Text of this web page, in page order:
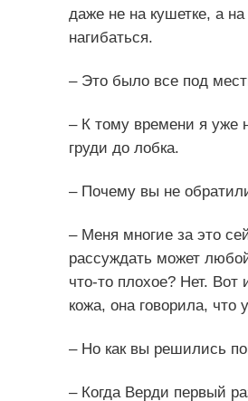
даже не на кушетке, а
нагибаться.
– Это было все под
– К тому времени я уже
груди до лобка.
– Почему вы не
– Меня многие за это
рассуждать может
что-то плохое? Нет.
кожа, она говорила, что
– Но как вы решились
– Когда Верди первый